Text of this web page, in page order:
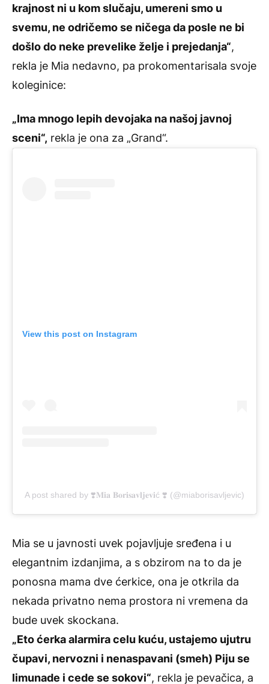
krajnost ni u kom slučaju, umereni smo u
svemu, ne odričemo se ničega da posle ne bi
došlo do neke prevelike želje i prejedanja“,
rekla je Mia nedavno, pa prokomentarisala svoje
koleginice:
„Ima mnogo lepih devojaka na našoj javnoj
sceni“, rekla je ona za „Grand“.
View this post on Instagram
A post shared by ❣️𝐌𝐢𝐚 𝐁𝐨𝐫𝐢𝐬𝐚𝐯𝐥𝐣𝐞𝐯𝐢ć ❣️ (@miaborisavljevic)
Mia se u javnosti uvek pojavljuje sređena i u
elegantnim izdanjima, a s obzirom na to da je
ponosna mama dve ćerkice, ona je otkrila da
nekada privatno nema prostora ni vremena da
bude uvek skockana.
„Eto ćerka alarmira celu kuću, ustajemo ujutru
čupavi, nervozni i nenaspavani (smeh) Piju se
limunade i cede se sokovi“, rekla je pevačica, a